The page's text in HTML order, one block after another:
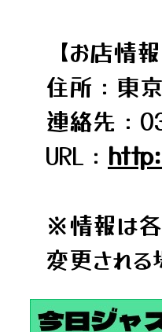
【お店情報
住所：東
連絡先：
URL：
※情報は各
変更され